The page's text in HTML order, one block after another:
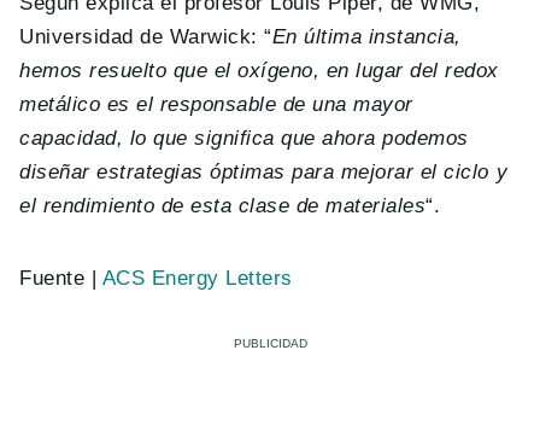
Universidad de Warwick: “En última instancia,
hemos resuelto que el oxígeno, en lugar del redox
metálico es el responsable de una mayor
capacidad, lo que significa que ahora podemos
diseñar estrategias óptimas para mejorar el ciclo y
el rendimiento de esta clase de materiales“.
Fuente | ACS Energy Letters